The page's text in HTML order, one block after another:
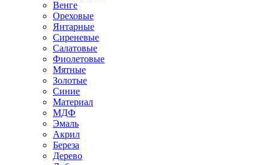
Венге
Ореховые
Янтарные
Сиреневые
Салатовые
Фиолетовые
Мятные
Золотые
Синие
Материал
МДФ
Эмаль
Акрил
Береза
Дерево